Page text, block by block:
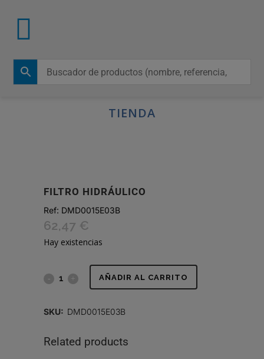
TIENDA
FILTRO HIDRÁULICO
Ref: DMD0015E03B
62,47 €
Hay existencias
FILTRO AÑADIR AL CARRITO
SKU: DMD0015E03B
Related products